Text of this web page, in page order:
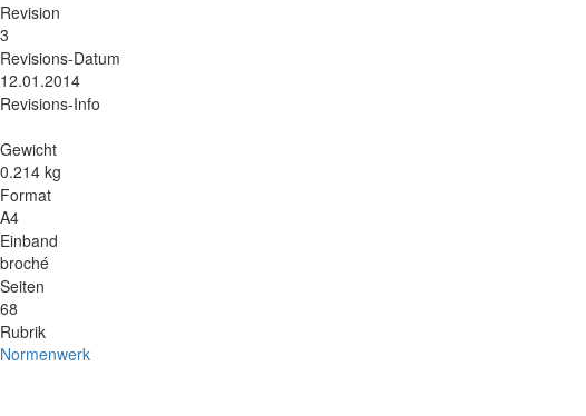
Revision
3
Revisions-Datum
12.01.2014
Revisions-Info
Gewicht
0.214 kg
Format
A4
Einband
broché
Seiten
68
Rubrik
Normenwerk